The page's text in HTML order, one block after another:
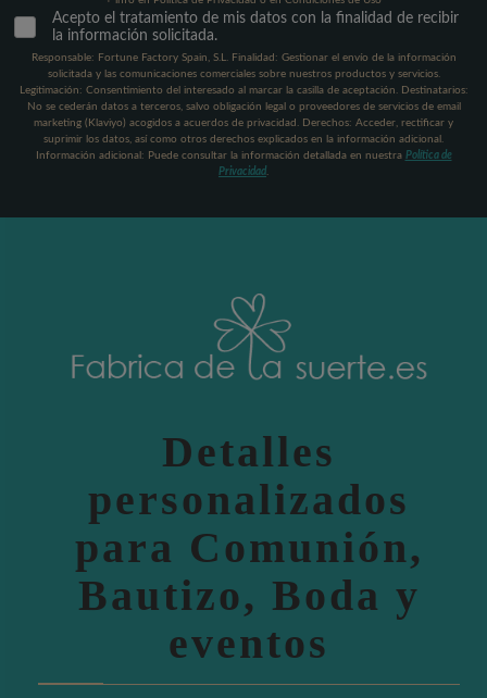
Acepto el tratamiento de mis datos con la finalidad de recibir
la información solicitada.
Responsable: Fortune Factory Spain, S.L. Finalidad: Gestionar el envío de la información
solicitada y las comunicaciones comerciales sobre nuestros productos y servicios.
Legitimación: Consentimiento del interesado al marcar la casilla de aceptación. Destinatarios:
No se cederán datos a terceros, salvo obligación legal o proveedores de servicios de email
marketing (Klaviyo) acogidos a acuerdos de privacidad. Derechos: Acceder, rectificar y
suprimir los datos, así como otros derechos explicados en la información adicional.
Información adicional: Puede consultar la información detallada en nuestra Política de
Privacidad.
Detalles
personalizados
para Comunión,
Bautizo, Boda y
eventos